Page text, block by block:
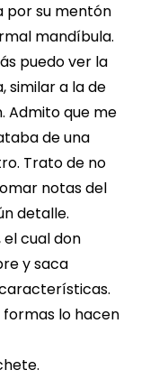
por su mentón
mandíbula.
puedo ver la
similar a la de
Admito que me
de una
Trato de no
notas del
detalle.
cual don
y saca
formas lo hacen